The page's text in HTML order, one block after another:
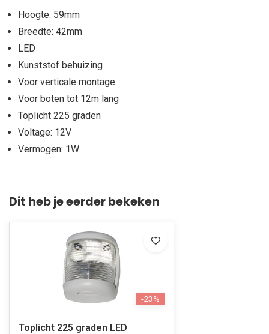
Hoogte: 59mm
Breedte: 42mm
LED
Kunststof behuizing
Voor verticale montage
Voor boten tot 12m lang
Toplicht 225 graden
Voltage: 12V
Vermogen: 1W
Dit heb je eerder bekeken
-23%
Toplicht 225 graden LED